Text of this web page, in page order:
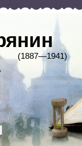
(1887—1941)